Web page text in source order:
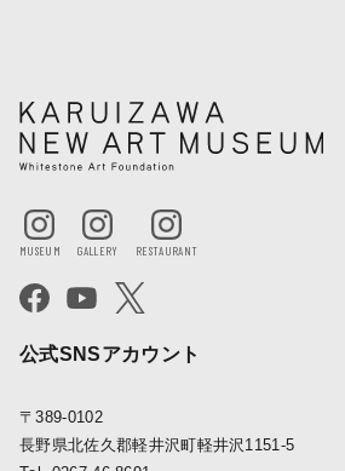
公式SNSアカウント
〒389-0102
長野県北佐久郡軽井沢町軽井沢1151-5